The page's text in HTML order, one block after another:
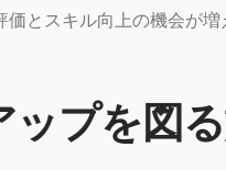
とスキル向上の機会が増
プを図